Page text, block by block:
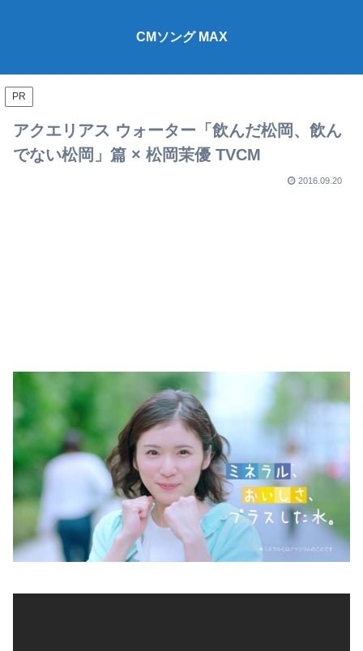
CMソング MAX
PR
アクエリアス ウォーター「飲んだ松岡、飲ん
でない松岡」篇 × 松岡茉優 TVCM
2016.09.20